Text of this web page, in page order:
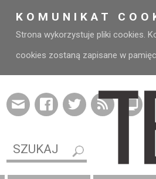
KOMUNIKAT
Strona wykorzystuje pliki cookies.
cookies zostaną zapisane w